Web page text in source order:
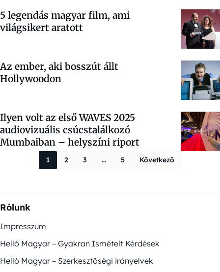
5 legendás magyar film, ami
világsikert aratott
Az ember, aki bosszút állt
Hollywoodon
Ilyen volt az első WAVES 2025
audiovizuális csúcstalálkozó
Mumbaiban – helyszíni riport
Bejegyzések
1 2 3 … 5 Következő
Rólunk
Impresszum
Helló Magyar – Gyakran Ismételt Kérdések
Helló Magyar – Szerkesztőségi irányelvek